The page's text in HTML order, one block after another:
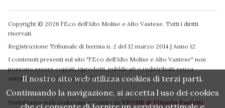
Copyright © 2026 l'Eco dell'Alto Molise e Alto Vastese. Tutti i diritti
riservati.
Registrazione Tribunale di Isernia n. 2 del 12 marzo 2014 | Anno 12
I contenuti presenti sul sito "l'Eco dell'Alto Molise e Alto Vastese" non
possono essere copiati, riprodotti, pubblicati o redistribuiti senza
autorizzazione espressa degli autori.
Piattaforma web realizzata e gestita da VPONE di Vittorio Paoletti
Il nostro sito web utilizza cookies di terzi parti.
Continuando la navigazione, si accetta l uso dei cookies